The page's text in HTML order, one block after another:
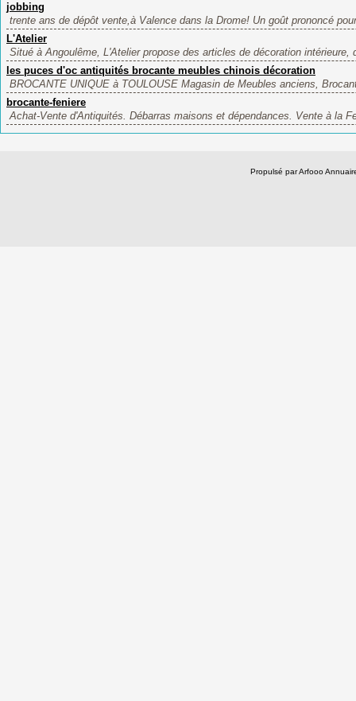
jobbing
trente ans de dépôt vente,à Valence dans la Drome! Un goût prononcé
L'Atelier
Situé à Angoulême, L'Atelier propose des articles de décoration intérieure,
les puces d'oc antiquités brocante meubles chinois décoration
BROCANTE UNIQUE à TOULOUSE Magasin de Meubles anciens,
brocante-feniere
Achat-Vente d'Antiquités. Débarras maisons et dépendances. Vente à la
Propulsé par Arfooo